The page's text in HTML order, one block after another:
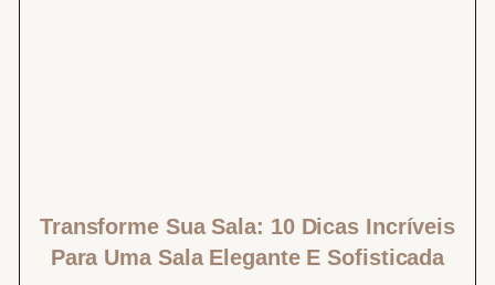
Transforme Sua Sala: 10 Dicas Incríveis
Para Uma Sala Elegante E Sofisticada